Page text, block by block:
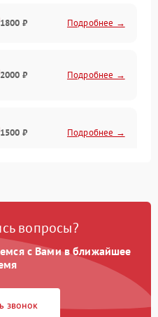
1800 ₽ Подробнее →
2000 ₽ Подробнее →
1500 ₽ Подробнее →
вопросы?
с Вами в ближайшее
звонок